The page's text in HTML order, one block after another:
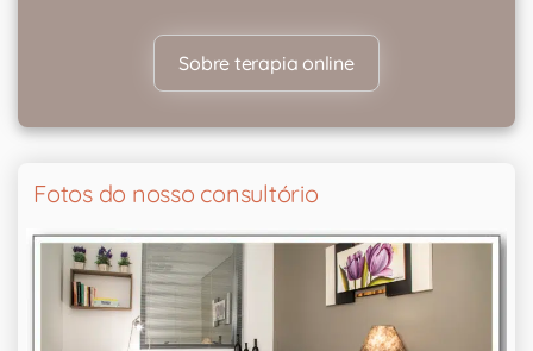
Sobre terapia online
Fotos do nosso consultório